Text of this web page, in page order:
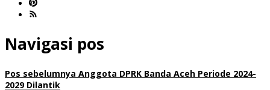
Navigasi pos
Pos sebelumnya Anggota DPRK Banda Aceh Periode 2024-
2029 Dilantik